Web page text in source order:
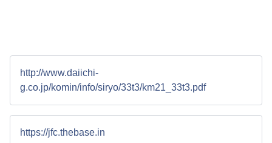
http://www.daiichi-
g.co.jp/komin/info/siryo/33t3/km21_33t3.pdf
https://jfc.thebase.in